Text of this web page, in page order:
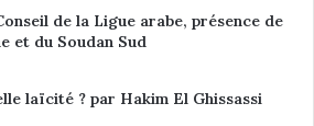
de la Ligue arabe, présence de
et du Soudan Sud
laïcité ? par Hakim El Ghissassi